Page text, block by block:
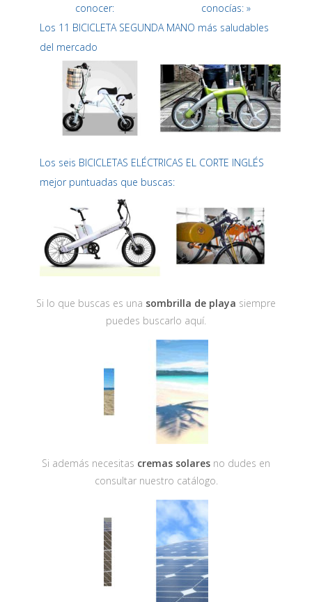
conocer:
conocías: »
Los 11 BICICLETA SEGUNDA MANO más saludables
del mercado
Los seis BICICLETAS ELÉCTRICAS EL CORTE INGLÉS
mejor puntuadas que buscas:
Si lo que buscas es una sombrilla de playa siempre
puedes buscarlo aquí.
Si además necesitas cremas solares no dudes en
consultar nuestro catálogo.